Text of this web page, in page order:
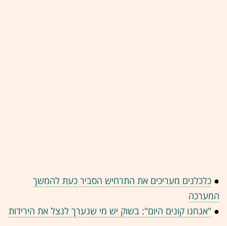
● כלכלנים מעריכים את התרחיש הסביר כעת להמשך
המערכה
● "אנחנו קונים היום": בשוק יש מי שנערך לנצל את הירידות